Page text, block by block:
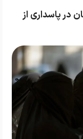
در پاسداری از